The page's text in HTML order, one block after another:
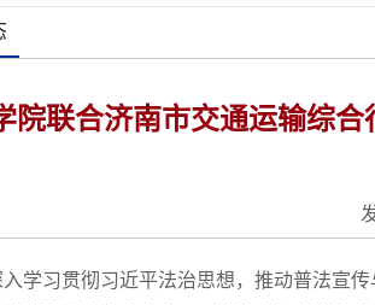
院联合济南市交通运输综
入学习贯彻习近平法治思想，推动普法宣